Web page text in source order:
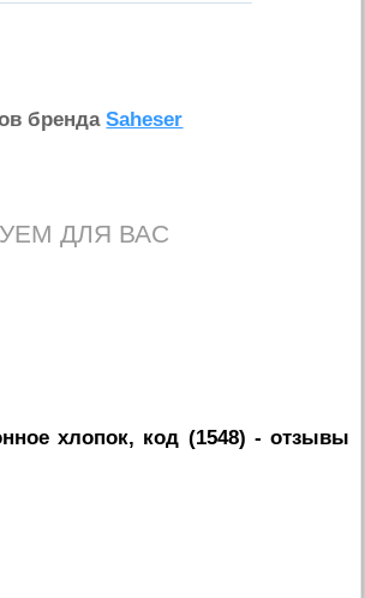
брендаSaheser
ДЛЯ ВАС
хлопок, код (1548) - отзывы